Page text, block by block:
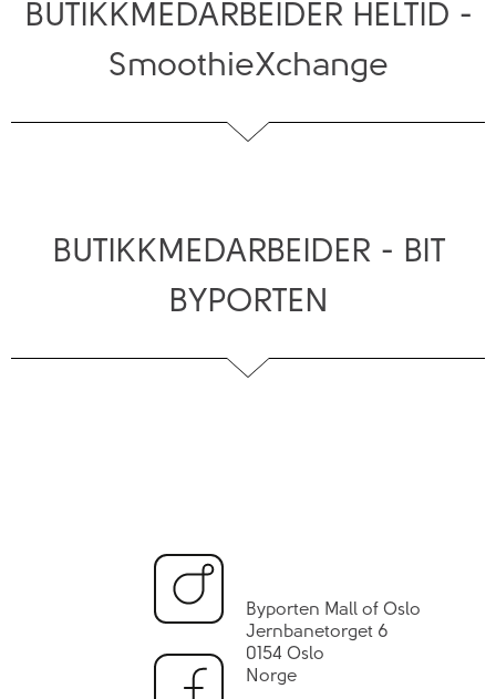
BUTIKKMEDARBEIDER HELTID -
SmoothieXchange
BUTIKKMEDARBEIDER - BIT
BYPORTEN
Byporten Mall of Oslo
Jernbanetorget 6
0154 Oslo
Norge